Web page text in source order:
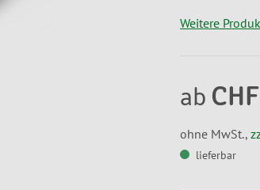
Weitere
ab
ohne MwSt.,
lieferbar